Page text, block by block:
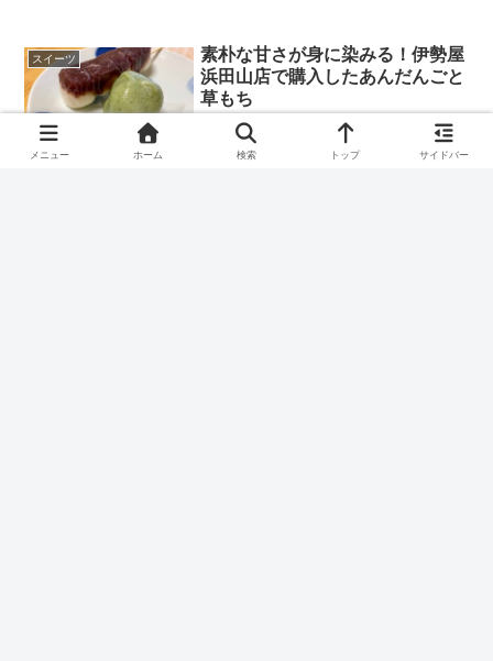
スイーツ
素朴な甘さが身に染みる！伊勢屋
浜田山店で購入したあんだんごと
草もち
2022.02.26
メニュー ホーム 検索 トップ サイドバー